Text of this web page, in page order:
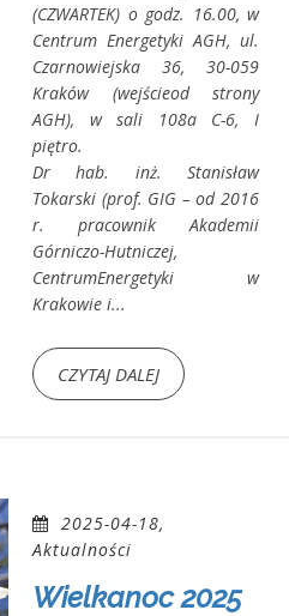
(CZWARTEK) o godz. 16.00, w
Centrum Energetyki AGH, ul.
Czarnowiejska 36, 30-059
Kraków (wejścieod strony
AGH), w sali 108a C-6, I
piętro.
Dr hab. inż. Stanisław
Tokarski (prof. GIG – od 2016
r. pracownik Akademii
Górniczo-Hutniczej,
CentrumEnergetyki w
Krakowie i...
CZYTAJ DALEJ
2025-04-18,
Aktualności
Wielkanoc 2025